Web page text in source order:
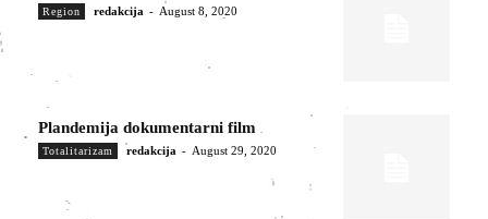
Region redakcija - August 8, 2020
Plandemija dokumentarni film
Totalitarizam redakcija - August 29, 2020